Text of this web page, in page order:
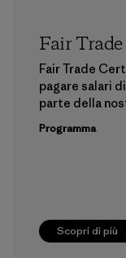
Scopri di più
Fair Trade
Fair Trade
pagare salari
parte della
Programma